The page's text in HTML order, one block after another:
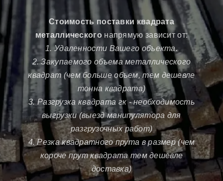
Стоимость поставки квадрата
металлического напрямую зависит от:
1. Удаленности Вашего объекта.
2. Закупаемого объема металлического
квадрат (чем больше объем, тем дешевле
тонна квадрата)
3. Разгрузка квадрата гк - необходимость
выгрузки (выезд манипулятора для
разгрузочных работ)
4. Резка квадратного прута в размер (чем
короче прут квадрата тем дешевле
доставка)